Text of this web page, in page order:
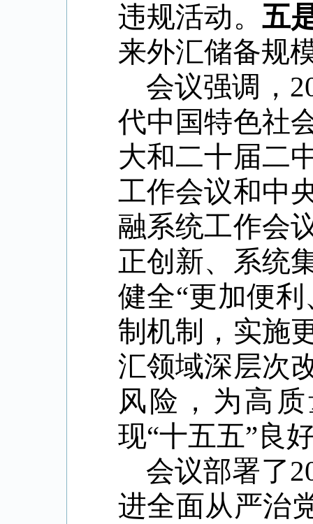
违规活动。五
来外汇储备规
会议强调，
代中国特色社
大和二十届二
工作会议和中
融系统工作会
正创新、系统
健全“更加便
制机制，实施
汇领域深层次
风险，为高
现“十五五”良
会议部署了
进全面从严治